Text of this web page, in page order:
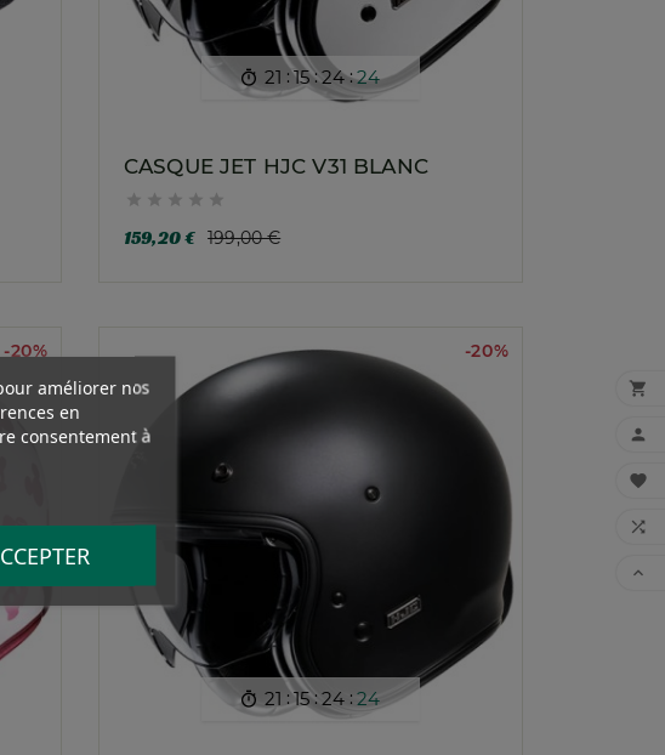
 21 : 15 :24 :22
CASQUE JET HJC V31 BLANC
    
159,20 € 199,00 €
-20% -20%
 21 :15 :24 : 22
améliorer nos
en
consentement à




